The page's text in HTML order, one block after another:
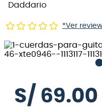
Daddario
*Ver
S/ 69.00